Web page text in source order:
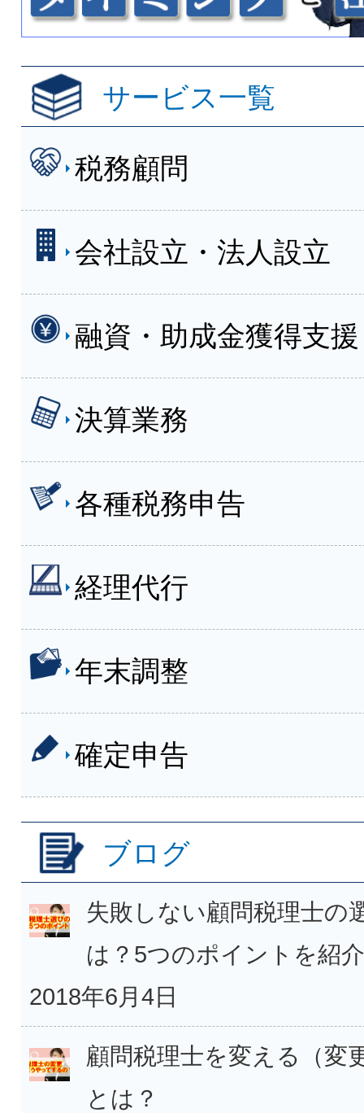
サービス一覧
税務顧問
会社設立・法人設立
融資・助成金獲得支援
決算業務
各種税務申告
経理代行
年末調整
確定申告
ブログ
失敗しない顧問税理士の
は？5つのポイントを紹
2018年6月4日
顧問税理士を変える（変
とは？